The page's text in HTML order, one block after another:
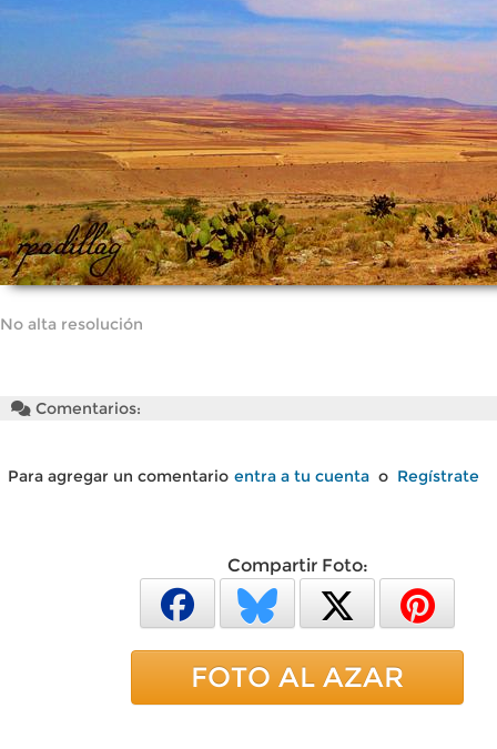
No alta resolución
Comentarios:
Para agregar un comentario entra a tu cuenta o Regístrate
Compartir Foto:
FOTO AL AZAR